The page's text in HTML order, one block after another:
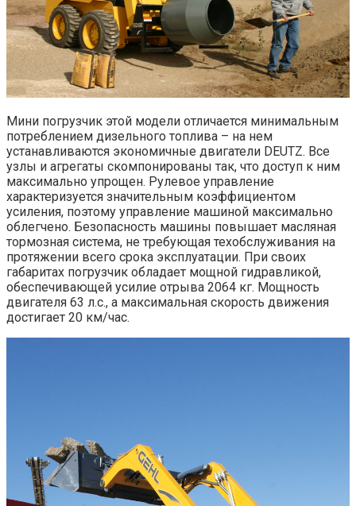
Мини погрузчик этой модели отличается минимальным
потреблением дизельного топлива – на нем
устанавливаются экономичные двигатели DEUTZ. Все
узлы и агрегаты скомпонированы так, что доступ к ним
максимально упрощен. Рулевое управление
характеризуется значительным коэффициентом
усиления, поэтому управление машиной максимально
облегчено. Безопасность машины повышает масляная
тормозная система, не требующая техобслуживания на
протяжении всего срока эксплуатации. При своих
габаритах погрузчик обладает мощной гидравликой,
обеспечивающей усилие отрыва 2064 кг. Мощность
двигателя 63 л.с., а максимальная скорость движения
достигает 20 км/час.